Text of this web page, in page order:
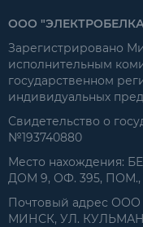
ООО
Зарегистрировано
исполнительным
государственном
индивидуальных
Свидетельство о
№193740880
Место нахождения:
ДОМ 9, ОФ. 395, ПОМ.,
Почтовый адрес
МИНСК, УЛ.